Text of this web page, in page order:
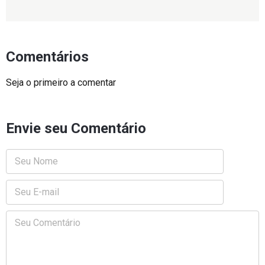
Comentários
Seja o primeiro a comentar
Envie seu Comentário